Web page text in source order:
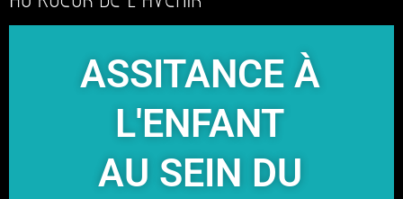
ASSITANCE À
L'ENFANT
AU SEIN DU